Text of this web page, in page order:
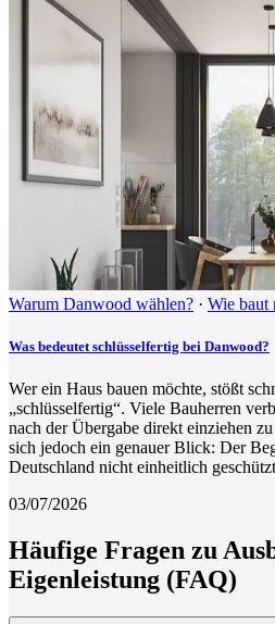
Warum Danwood wählen? · Wie baut
Was bedeutet schlüsselfertig bei Danwood?
Wer ein Haus bauen möchte, stößt
„schlüsselfertig“. Viele Bauherren
nach der Übergabe direkt einziehen
sich jedoch ein genauer Blick: Der
Deutschland nicht einheitlich
03/07/2026
Häufige Fragen zu
Eigenleistung (FAQ)